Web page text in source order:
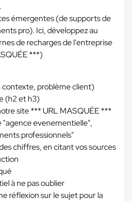
émergentes (de supports de
pro). Ici, développez au
de recharges de l'entreprise
***)
problème client)
(h2 et h3)
site*** URL MASQUÉE ***
"agence evenementielle",
professionnels"
chiffres, en citant vos sources
à ne pas oublier
réflexion sur le sujet pour la